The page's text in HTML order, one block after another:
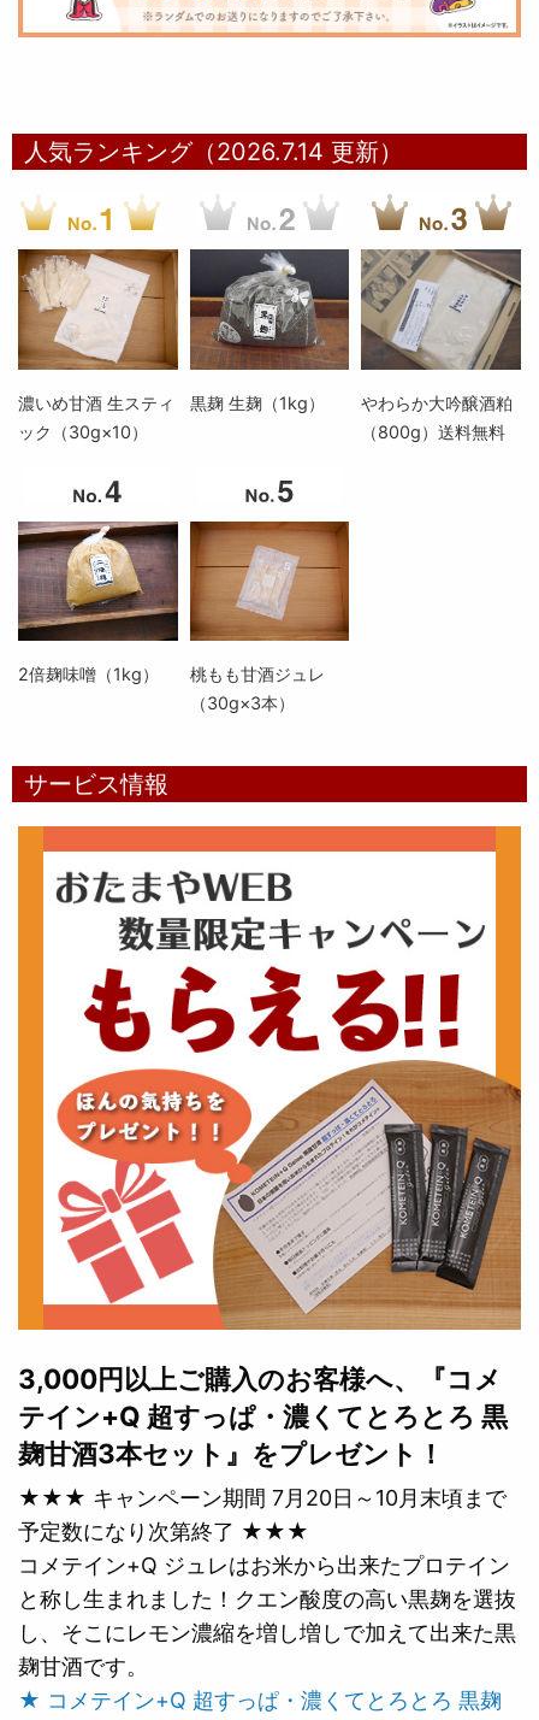
人気ランキング（2026.7.14 更新）
濃いめ甘酒 生スティ
ック（30g×10）
黒麹 生麹（1kg）
やわらか大吟醸酒粕
（800g）送料無料
2倍麹味噌（1kg）
桃もも甘酒ジュレ
（30g×3本）
サービス情報
3,000円以上ご購入のお客様へ、『コメ
テイン+Q 超すっぱ・濃くてとろとろ 黒
麹甘酒3本セット』をプレゼント！
★★★ キャンペーン期間 7月20日～10月末頃まで
予定数になり次第終了 ★★★
コメテイン+Q ジュレはお米から出来たプロテイン
と称し生まれました！クエン酸度の高い黒麹を選抜
し、そこにレモン濃縮を増し増しで加えて出来た黒
麹甘酒です。
★ コメテイン+Q 超すっぱ・濃くてとろとろ 黒麹